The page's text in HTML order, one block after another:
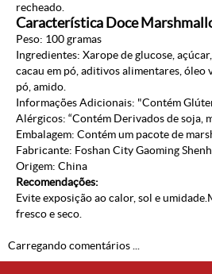
recheado.
Característica Doce
Peso: 100 gramas
Ingredientes: Xarope de glucose,
cacau em pó, aditivos alimentares, óleo
pó, amido.
Informações Adicionais: "Contém
Alérgicos: “Contém Derivados de soja,
Embalagem: Contém um pacote de
Fabricante: Foshan City Gaoming
Origem: China
Recomendações:
Evite exposição ao calor, sol e
fresco e seco.
Carregando comentários ...